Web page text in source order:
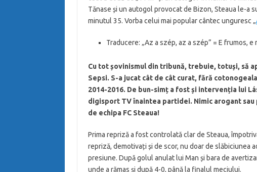
Tănase și un autogol provocat de Bizon, Steaua le-a
minutul 35. Vorba celui mai popular cântec unguresc „
Traducere: „Az a szép, az a szép” = E frumos, e
Cu tot șovinismul din tribună, trebuie, totuși, să
Sepsi. S-a jucat cât de cât curat, fără
2014-2016. De bun-simț a fost și intervenția lui
digisport TV înaintea partidei. Nimic arogant
de echipa FC Steaua!
Prima repriză a fost controlată clar de Steaua,
repriză, demotivați și de scor, nu doar de slăbiciunea
presiune. După golul anulat lui Man și bara de
unde a rămas și după 4-0, până la finalul meciului.